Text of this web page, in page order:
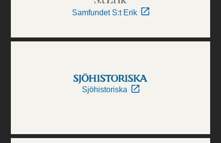
Samfundet S:t Erik
Sjöhistoriska